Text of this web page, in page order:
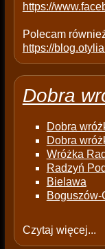
https://
Polecam
https://
Dobra
Dobra
Dobra
Wróżka
Radzyń
Bielawa
Boguszów-
Czytaj więcej...